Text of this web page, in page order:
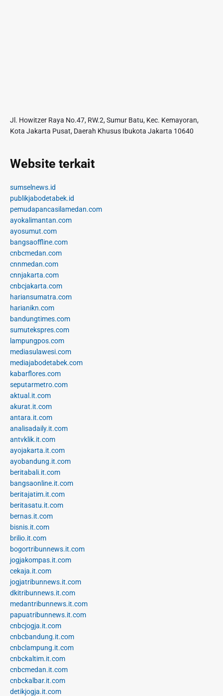
Jl. Howitzer Raya No.47, RW.2, Sumur Batu, Kec. Kemayoran,
Kota Jakarta Pusat, Daerah Khusus Ibukota Jakarta 10640
Website terkait
sumselnews.id
publikjabodetabek.id
pemudapancasilamedan.com
ayokalimantan.com
ayosumut.com
bangsaoffline.com
cnbcmedan.com
cnnmedan.com
cnnjakarta.com
cnbcjakarta.com
hariansumatra.com
harianikn.com
bandungtimes.com
sumutekspres.com
lampungpos.com
mediasulawesi.com
mediajabodetabek.com
kabarflores.com
seputarmetro.com
aktual.it.com
akurat.it.com
antara.it.com
analisadaily.it.com
antvklik.it.com
ayojakarta.it.com
ayobandung.it.com
beritabali.it.com
bangsaonline.it.com
beritajatim.it.com
beritasatu.it.com
bernas.it.com
bisnis.it.com
brilio.it.com
bogortribunnews.it.com
jogjakompas.it.com
cekaja.it.com
jogjatribunnews.it.com
dkitribunnews.it.com
medantribunnews.it.com
papuatribunnews.it.com
cnbcjogja.it.com
cnbcbandung.it.com
cnbclampung.it.com
cnbckaltim.it.com
cnbcmedan.it.com
cnbckalbar.it.com
detikjogja.it.com